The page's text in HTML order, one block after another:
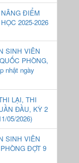
ĐIỂM
2025-2026
SINH VIÊN
PHÒNG,
nhật ngày
LẠI, THI
ĐẦU, KỲ 2
05/2026)
SINH VIÊN
ĐỢT 9